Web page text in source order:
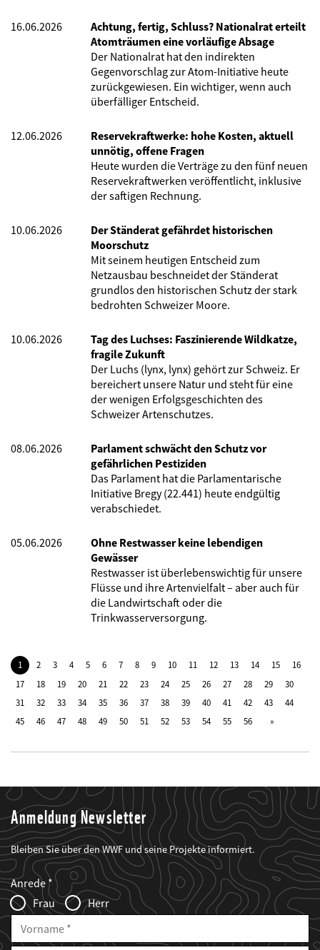
16.06.2026
Achtung, fertig, Schluss? Nationalrat erteilt
Atomträumen eine vorläufige Absage
Der Nationalrat hat den indirekten
Gegenvorschlag zur Atom-Initiative heute
zurückgewiesen. Ein wichtiger, wenn auch
überfälliger Entscheid.
12.06.2026
Reservekraftwerke: hohe Kosten, aktuell
unnötig, offene Fragen
Heute wurden die Verträge zu den fünf neuen
Reservekraftwerken veröffentlicht, inklusive
der saftigen Rechnung.
10.06.2026
Der Ständerat gefährdet historischen
Moorschutz
Mit seinem heutigen Entscheid zum
Netzausbau beschneidet der Ständerat
grundlos den historischen Schutz der stark
bedrohten Schweizer Moore.
10.06.2026
Tag des Luchses: Faszinierende Wildkatze,
fragile Zukunft
Der Luchs (lynx, lynx) gehört zur Schweiz. Er
bereichert unsere Natur und steht für eine
der wenigen Erfolgsgeschichten des
Schweizer Artenschutzes.
08.06.2026
Parlament schwächt den Schutz vor
gefährlichen Pestiziden
Das Parlament hat die Parlamentarische
Initiative Bregy (22.441) heute endgültig
verabschiedet.
05.06.2026
Ohne Restwasser keine lebendigen
Gewässer
Restwasser ist überlebenswichtig für unsere
Flüsse und ihre Artenvielfalt – aber auch für
die Landwirtschaft oder die
Trinkwasserversorgung.
1 2 3 4 5 6 7 8 9 10 11 12 13 14 15
16
17
18 19 20 21 22 23 24 25 26 27 28 29
30
31
32 33 34 35 36 37 38 39 40 41 42 43
44
45
46 47 48 49 50 51 52 53 54 55 56
Anmeldung Newsletter
Bleiben Sie über den WWF und seine Projekte informiert.
Web2Case
Infofelder
Fieldset
anrede_name
Anrede
Frau
Herr
Vorname